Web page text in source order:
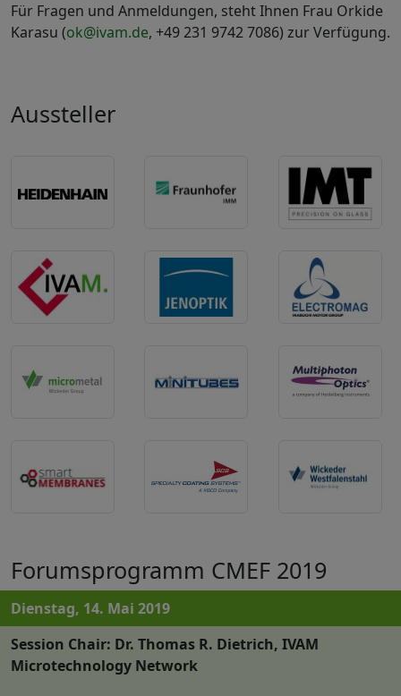
Für Fragen und Anmeldungen, steht Ihnen Frau Orkide
Karasu (ok@ivam.de, +49 231 9742 7086) zur Verfügung.
Aussteller
Forumsprogramm CMEF 2019
Dienstag, 14. Mai 2019
Session Chair: Dr. Thomas R. Dietrich, IVAM
Microtechnology Network